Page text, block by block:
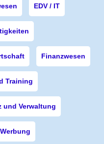
EDV / IT
Finanzwesen
Training
und Verwaltung